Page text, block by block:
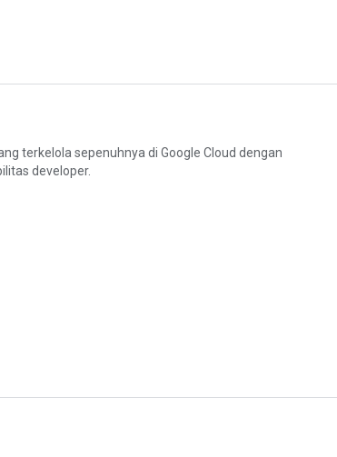
terkelola sepenuhnya di Google Cloud dengan
developer.